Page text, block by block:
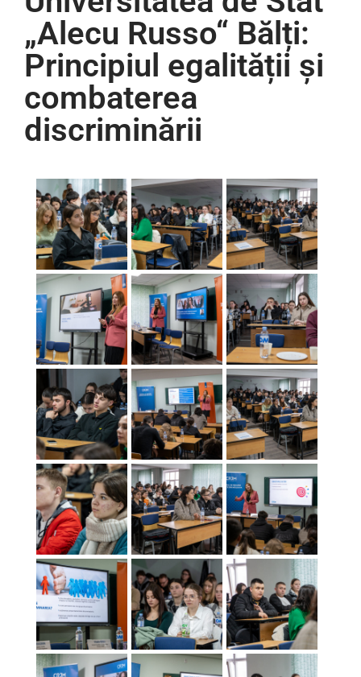
„Alecu Russo“ Bălți:
Principiul egalității și
combaterea
discriminării